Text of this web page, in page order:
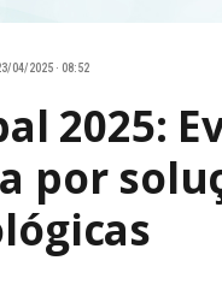
04/2025 · 08:52
2025:
por